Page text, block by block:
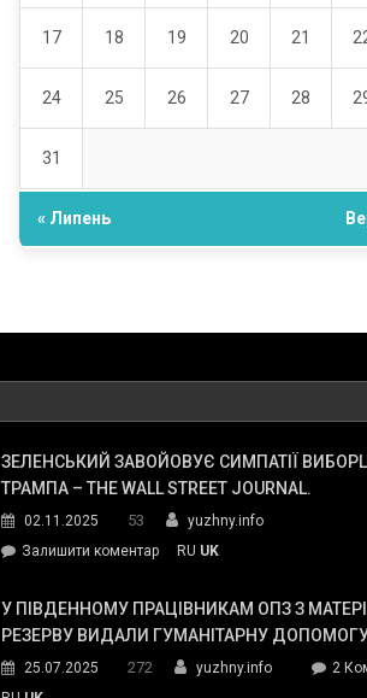
17 18 19 20 21
24 25 26 27 28
31
« Липень
ЗЕЛЕНСЬКИЙ ЗАВОЙОВУЄ СИМПАТІЇ
ТРАМПА – THE WALL STREET JOURNAL.
02.11.2025 53
yuzhny.info
Залишити коментарon
завойовує
симпатії
Трампа
RU UK
У ПІВДЕННОМУ ПРАЦІВНИКАМ ОПЗ З
РЕЗЕРВУ ВИДАЛИ ГУМАНІТАРНУ
25.07.2025 272 yuzhny.info 2